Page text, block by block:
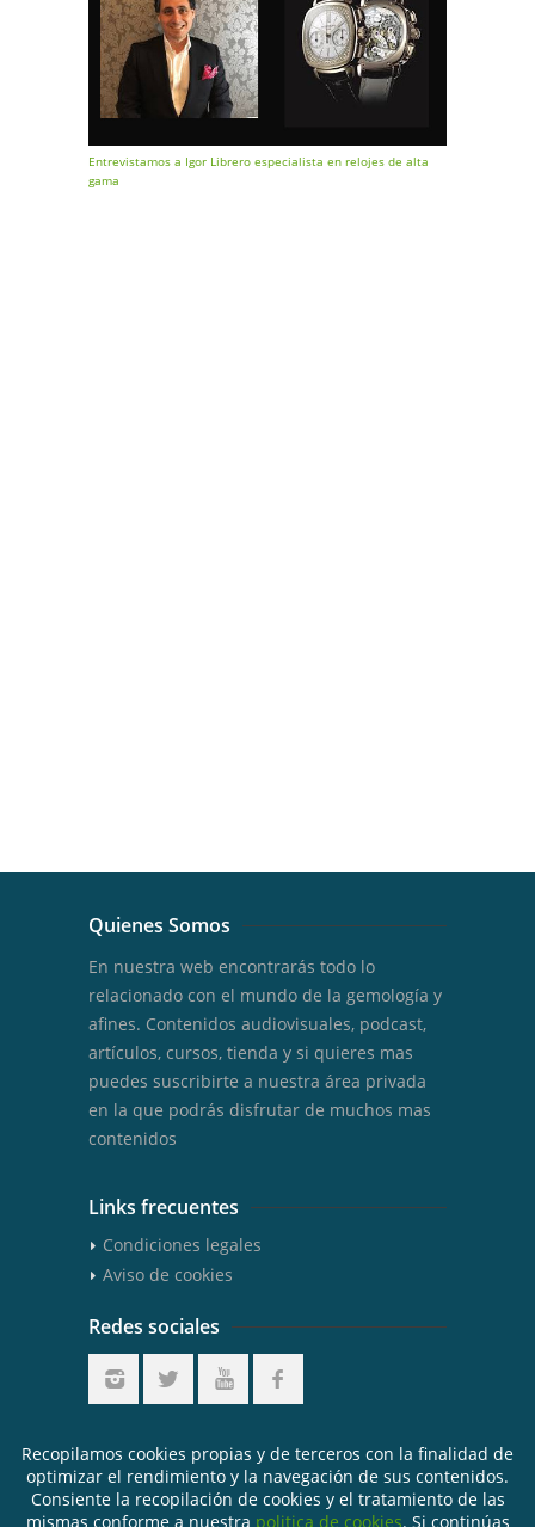
Entrevistamos a Igor Librero especialista en relojes de alta
gama
Quienes Somos
En nuestra web encontrarás todo lo
relacionado con el mundo de la gemología y
afines. Contenidos audiovisuales, podcast,
artículos, cursos, tienda y si quieres mas
puedes suscribirte a nuestra área privada
en la que podrás disfrutar de muchos mas
contenidos
Links frecuentes
Condiciones legales
Aviso de cookies
Redes sociales
Últimos Tweets
Recopilamos cookies propias y de terceros con la finalidad de
optimizar el rendimiento y la navegación de sus contenidos.
Consiente la recopilación de cookies y el tratamiento de las
mismas conforme a nuestra politica de cookies. Si continúas